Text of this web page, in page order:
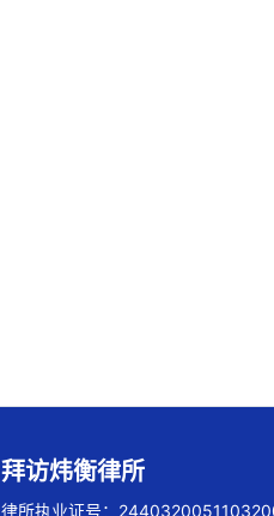
拜访炜衡律所
律所执业证号：